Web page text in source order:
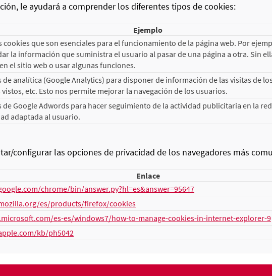
le ayudará a comprender los diferentes tipos de cookies:
Ejemplo
cookies que son esenciales para el funcionamiento de la página web. Por
la información que suministra el usuario al pasar de una página a otra. Sin
el sitio web o usar algunas funciones.
de analítica (Google Analytics) para disponer de información de las visitas de
etc. Esto nos permite mejorar la navegación de los usuarios.
de Google Adwords para hacer seguimiento de la actividad publicitaria en la
adaptada al usuario.
configurar las opciones de privacidad de los navegadores más
Enlace
chrome/bin/answer.py?hl=es&answer=95647
es/products/firefox/cookies
es-es/windows7/how-to-manage-cookies-in-internet-explorer-9
kb/ph5042